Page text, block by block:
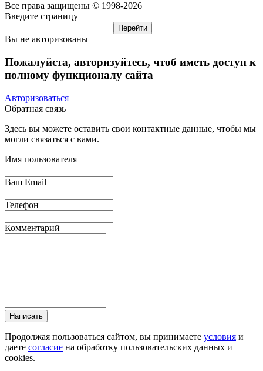
Все права защищены © 1998-2026
Введите страницу
Вы не авторизованы
Пожалуйста, авторизуйтесь, чтоб иметь доступ к
полному функционалу сайта
Авторизоваться
Обратная связь
Здесь вы можете оставить свои контактные данные, чтобы мы
могли связаться с вами.
Имя пользователя
Ваш Email
Телефон
Комментарий
Написать
Продолжая пользоваться сайтом, вы принимаете условия и
даете согласие на обработку пользовательских данных и
cookies.